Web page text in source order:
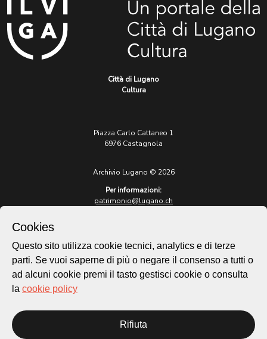
Città di Lugano
Cultura
Piazza Carlo Cattaneo 1
6976 Castagnola
Archivio Lugano © 2026
Per informazioni:
patrimonio@lugano.ch
lugano.ch
Cookie policy
Privacy Policy
Homepage
Temi
Cookies
Questo sito utilizza cookie tecnici, analytics e di terze
parti. Se vuoi saperne di più o negare il consenso a tutti o
ad alcuni cookie premi il tasto gestisci cookie o consulta
la cookie policy
Rifiuta